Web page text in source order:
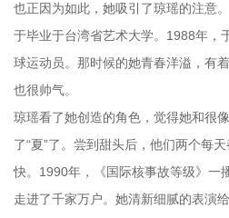
也正因为如此，她吸引了琼瑶的注意。
于毕业于台湾省艺术大学。1988年，
球运动员。那时候的她青春洋溢，有
也很帅气。
琼瑶看了她创造的角色，觉得她和很
了“夏”了。尝到甜头后，他们两个每
快。1990年，《国际核事故等级》一
走进了千家万户。她清新细腻的表演